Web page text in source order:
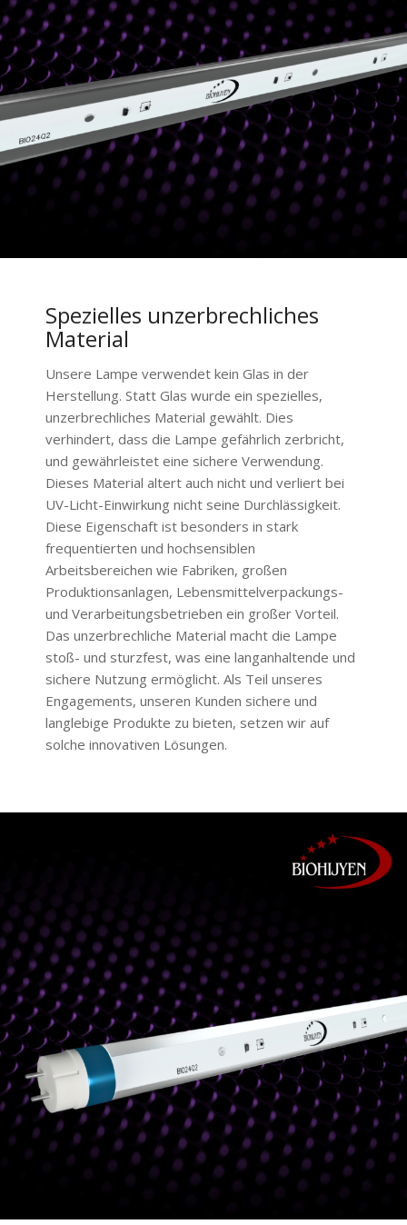
Spezielles unzerbrechliches
Material
Unsere Lampe verwendet kein Glas in der
Herstellung. Statt Glas wurde ein spezielles,
unzerbrechliches Material gewählt. Dies
verhindert, dass die Lampe gefährlich zerbricht,
und gewährleistet eine sichere Verwendung.
Dieses Material altert auch nicht und verliert bei
UV-Licht-Einwirkung nicht seine Durchlässigkeit.
Diese Eigenschaft ist besonders in stark
frequentierten und hochsensiblen
Arbeitsbereichen wie Fabriken, großen
Produktionsanlagen, Lebensmittelverpackungs-
und Verarbeitungsbetrieben ein großer Vorteil.
Das unzerbrechliche Material macht die Lampe
stoß- und sturzfest, was eine langanhaltende und
sichere Nutzung ermöglicht. Als Teil unseres
Engagements, unseren Kunden sichere und
langlebige Produkte zu bieten, setzen wir auf
solche innovativen Lösungen.